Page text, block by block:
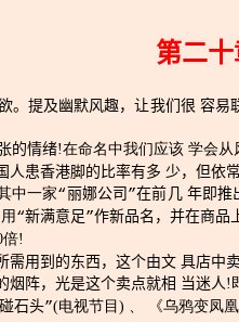
第二
。提及幽默风趣，让我们很 容
的情绪!在命名中我们应该 学会从
患香港脚的比率有多 少，但
中一家“ 丽娜公司 ”在前几 年即推
“新满意足”作新品名，并在商品
倍!
需用到的东西，这个由文 具店
烟阵，光是这个卖点就相 当迷人!
石头”(电视节目) 、 《乌鸦变凤